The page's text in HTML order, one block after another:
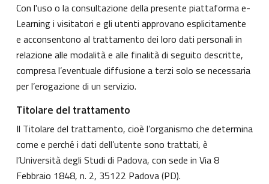
Con l'uso o la consultazione della presente piattaforma e-
Learning i visitatori e gli utenti approvano esplicitamente
e acconsentono al trattamento dei loro dati personali in
relazione alle modalità e alle finalità di seguito descritte,
compresa l’eventuale diffusione a terzi solo se necessaria
per l’erogazione di un servizio.
Titolare del trattamento
Il Titolare del trattamento, cioè l’organismo che determina
come e perché i dati dell’utente sono trattati, è
l’Università degli Studi di Padova, con sede in Via 8
Febbraio 1848, n. 2, 35122 Padova (PD).